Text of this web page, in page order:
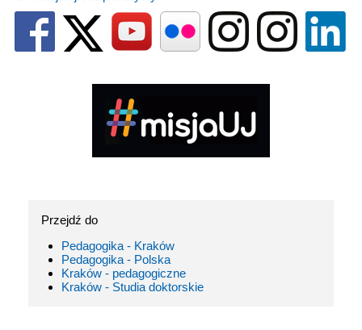
Przejdź do
Pedagogika - Kraków
Pedagogika - Polska
Kraków - pedagogiczne
Kraków - Studia doktorskie